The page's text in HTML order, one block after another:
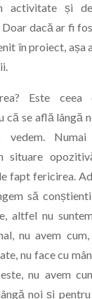
activitate și
Doar dacă ar fi
în proiect, așa
Este ceea
că se află lângă
Numai
situare
fapt fericirea.
să
altfel nu
nu avem
nu face cu
nu avem
noi și